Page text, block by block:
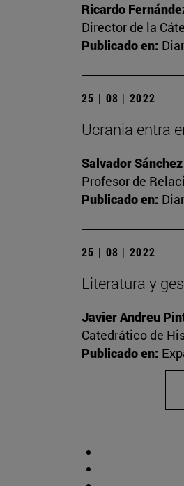
Ricardo
Director de la
Publicado en:
25 | 08 | 2022
Ucrania entra
Salvador
Profesor de
Publicado en:
25 | 08 | 2022
Literatura y
Javier Andreu
Catedrático de
Publicado en: